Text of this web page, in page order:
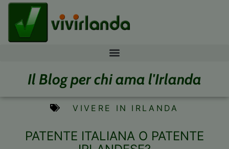
Il Blog per chi ama l'Irlanda
VIVERE IN IRLANDA
PATENTE ITALIANA O PATENTE